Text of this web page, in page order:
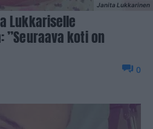
Janita Lukkarinen
Lukkariselle
koti on
0